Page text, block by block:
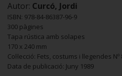
Autor: Curcó, Jordi
ISBN: 978-84-86387-96-9
300 pàgines
Tapa rústica amb solapes
170 x 240 mm
Col·lecció: Fets, costums i llegendes Nº
Data de publicació: Juny 1989